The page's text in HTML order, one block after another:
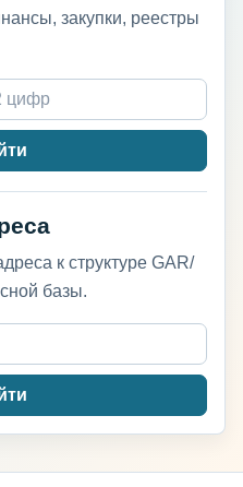
закупки, реестры
к структуре GAR/
базы.